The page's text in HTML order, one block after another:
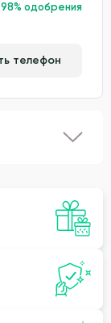
98% одобрения
телефон